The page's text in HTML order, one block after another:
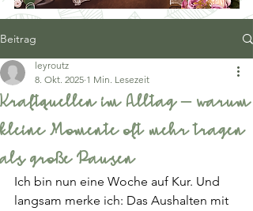
Beitrag
Kraftquellen im Alltag – warum
kleine Momente oft mehr tragen
als große Pausen
leyroutz
8. Okt. 2025 1 Min. Lesezeit
Ich bin nun eine Woche auf Kur. Und
langsam merke ich: Das Aushalten mit